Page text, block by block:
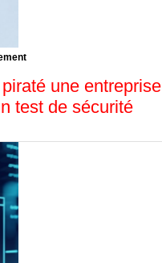
une entreprise
test de sécurité